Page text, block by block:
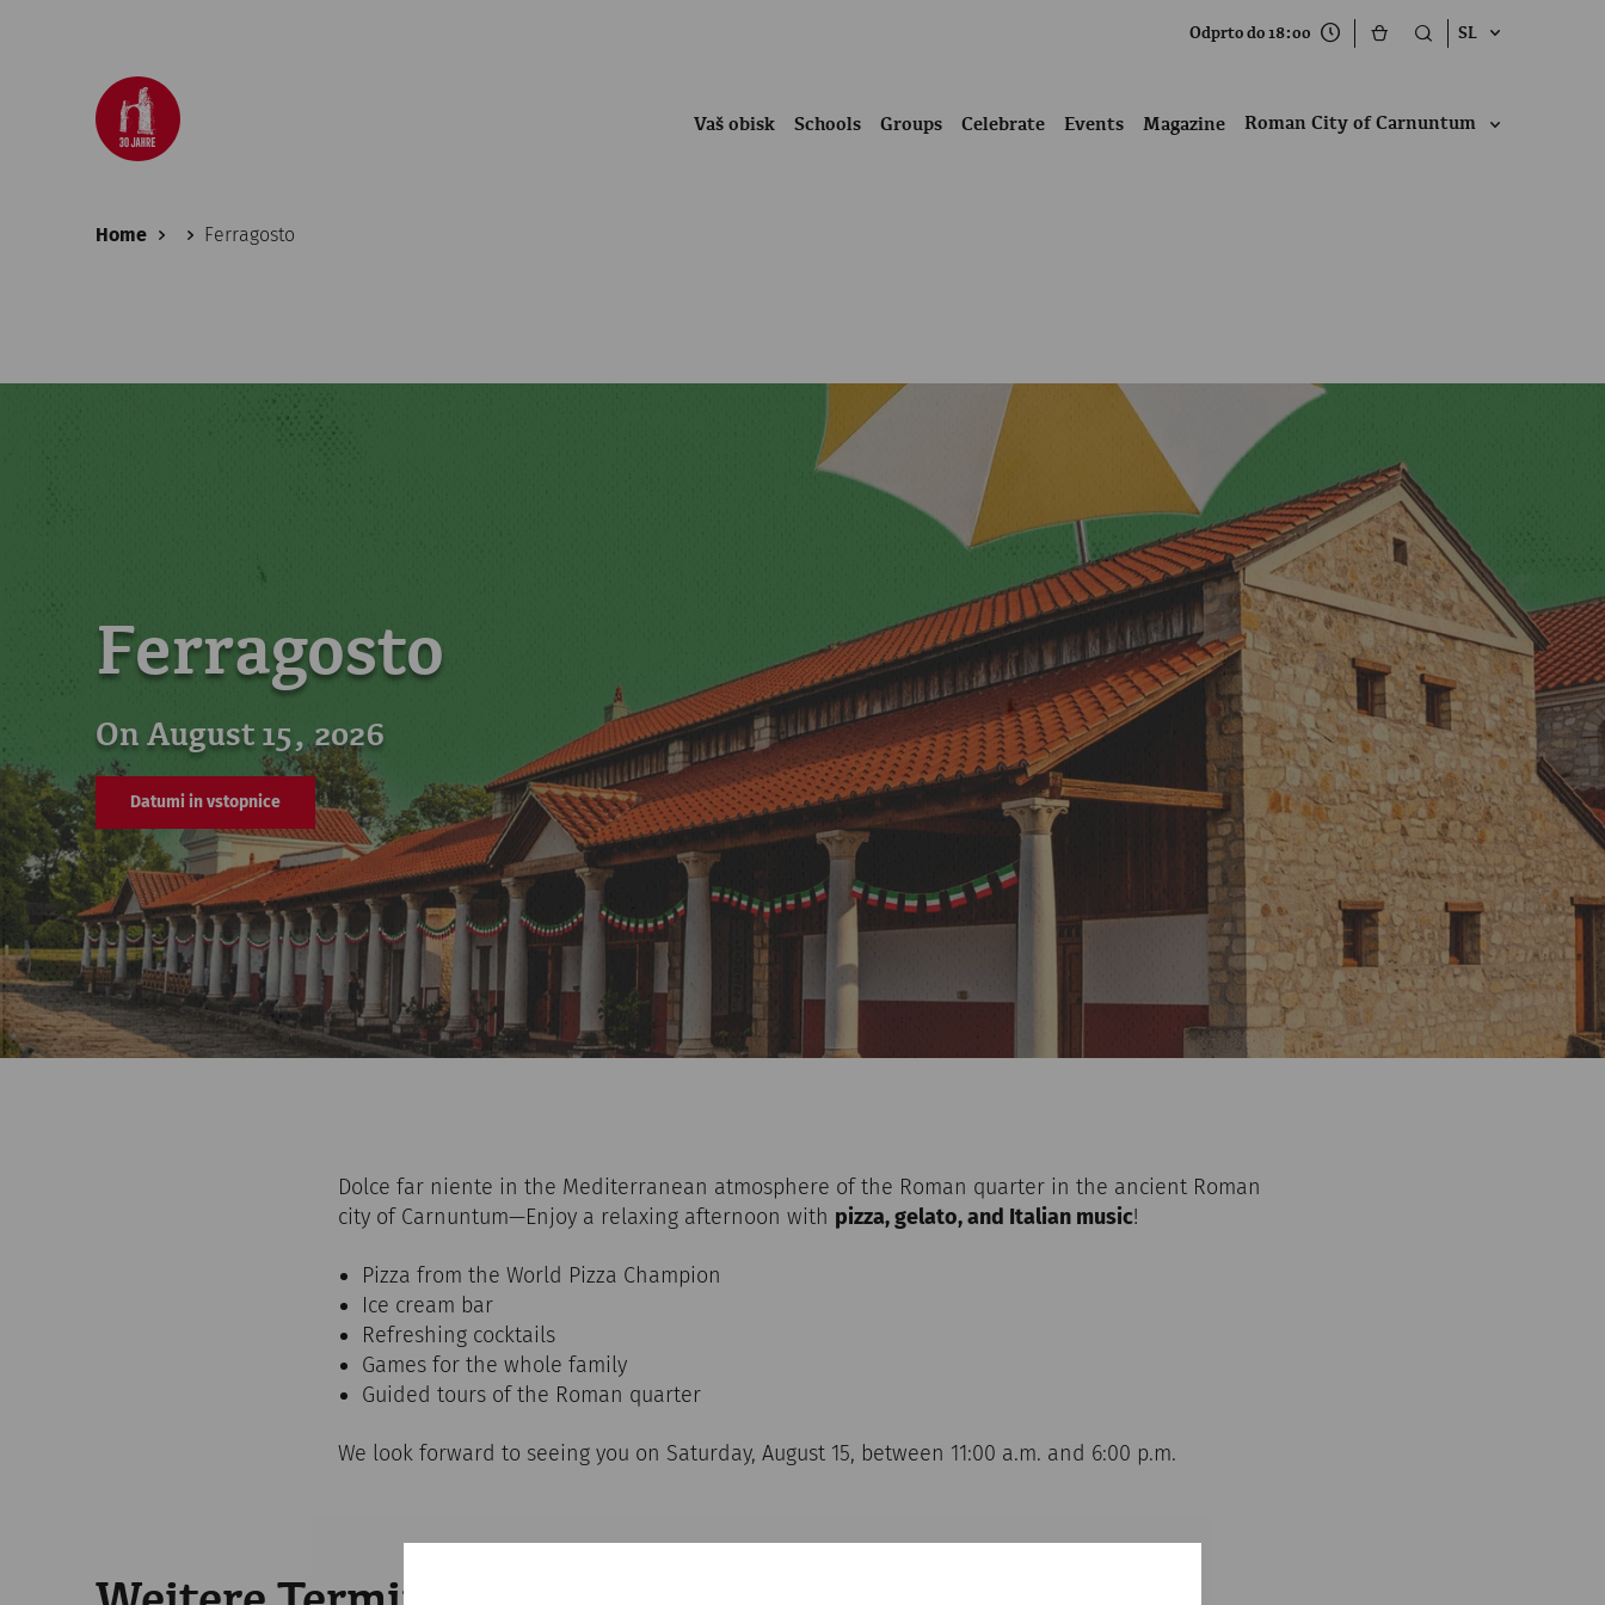
Odprto do 18:00 SL
Vaš obisk Schools Groups Celebrate Events Magazine Roman City of Carnuntum
Home Ferragosto
Ferragosto
On August 15, 2026
Datumi in vstopnice
Dolce far niente in the Mediterranean atmosphere of the Roman quarter in the ancient Roman
city of Carnuntum—Enjoy a relaxing afternoon with pizza, gelato, and Italian music!
Pizza from the World Pizza Champion
Ice cream bar
Refreshing cocktails
Games for the whole family
Guided tours of the Roman quarter
We look forward to seeing you on Saturday, August 15, between 11:00 a.m. and 6:00 p.m.